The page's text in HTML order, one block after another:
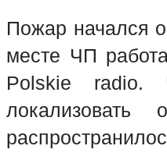
Пожар начался
месте ЧП
Polskie radio.